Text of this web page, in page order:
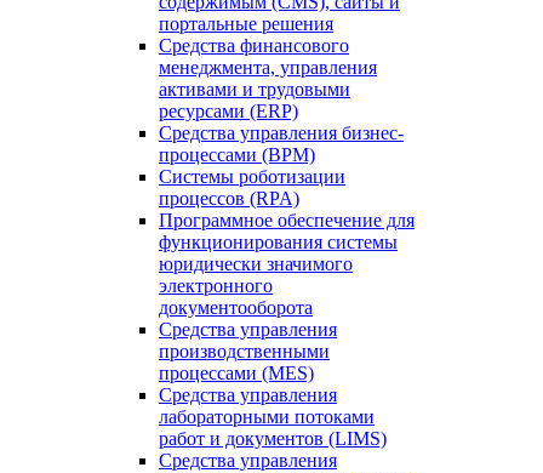
портальные решения
Средства финансового
менеджмента, управления
активами и трудовыми
ресурсами (ERP)
Средства управления бизнес-
процессами (BPM)
Системы роботизации
процессов (RPA)
Программное обеспечение для
функционирования системы
юридически значимого
электронного
документооборота
Средства управления
производственными
процессами (MES)
Средства управления
лабораторными потоками
работ и документов (LIMS)
Средства управления